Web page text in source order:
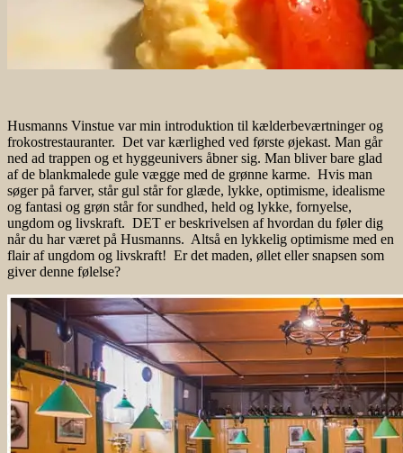
Husmanns Vinstue var min introduktion til kælderbeværtninger og
frokostrestauranter. Det var kærlighed ved første øjekast. Man går
ned ad trappen og et hyggeunivers åbner sig. Man bliver bare glad
af de blankmalede gule vægge med de grønne karme. Hvis man
søger på farver, står gul står for glæde, lykke, optimisme, idealisme
og fantasi og grøn står for sundhed, held og lykke, fornyelse,
ungdom og livskraft. DET er beskrivelsen af hvordan du føler dig
når du har været på Husmanns. Altså en lykkelig optimisme med en
flair af ungdom og livskraft! Er det maden, øllet eller snapsen som
giver denne følelse?